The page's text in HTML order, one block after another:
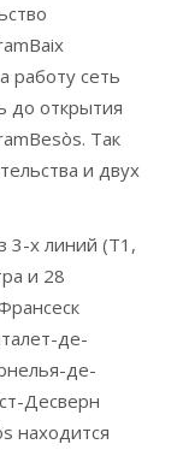
работу сеть
до открытия
Так
и двух
3-х линий (T1,
и 28
де-
де-
Десверн
находится